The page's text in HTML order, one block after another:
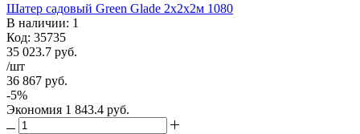
Шатер садовый Green Glade 2х2х2м 1080
В наличии: 1
Код: 35735
35 023.7 руб.
/шт
36 867 руб.
-5%
Экономия 1 843.4 руб.